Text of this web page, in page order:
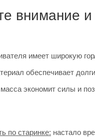
внимание
имеет широкую
обеспечивает
экономит силы и
по старинке: настало